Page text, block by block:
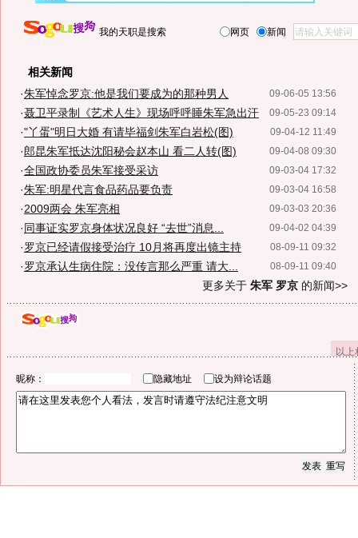
我的天职是搜索 网页 新闻
相关新闻
09-06-05 13:56
·朱军悼念罗京:他是我们要成为的那种男人
09-05-23 09:14
·聂卫平录制《艺术人生》现场呼呼睡朱军急出汗
09-04-12 11:49
·"丫蛋"明日大婚 有请毕福剑朱军白岩松(图)
09-04-08 09:30
·郎昆朱军抵达沈阳秘会赵本山 看二人转(图)
09-03-04 17:32
·全国政协委员朱军接受采访
09-03-04 16:58
·朱军:明星代言食品药品要负责
09-03-03 20:36
·2009两会 朱军亮相
09-04-02 04:39
·同事证实罗京身体状况良好 “去世”消息...
08-09-11 09:32
·罗京已经请假接受治疗 10月将再度出镜主持
08-09-11 09:40
·罗京承认生病住院：没传言那么严重 请大...
更多关于 朱军 罗京 的新闻>>
以
昵称： 隐藏地址 设为辩论话题